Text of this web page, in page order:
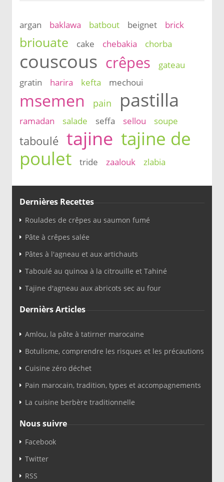
argan baklawa batbout beignet brick
briouate cake chebakia chorba
couscous crêpes
gateau
gratin
harira kefta mechoui
msemen pain pastilla
ramadan salade seffa sellou soupe
taboulé tajine tajine de
poulet
tride zaalouk zlabia
Dernières Recettes
Roulades de crêpes au saumon fumé
Pâte à crêpes salée
Pâtes à l'agneau et aux artichauts
Taboulé au quinoa à la citrouille et Tahiné
Tajine d'agneau aux abricots sec au four
Dernièrs Articles
Amlou, la pâte à tatirner marocaine
Botulisme, comprendre les risques et les précautions
Cuisine zéro déchet
Pain marocain, tradition, types et accompagnements
La cuisine berbère traditionnelle
Nous suivre
Facebook
Twitter
RSS